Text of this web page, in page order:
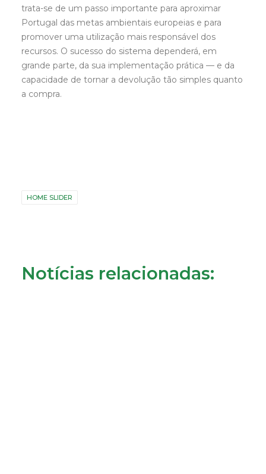
trata-se de um passo importante para aproximar
Portugal das metas ambientais europeias e para
promover uma utilização mais responsável dos
recursos. O sucesso do sistema dependerá, em
grande parte, da sua implementação prática — e da
capacidade de tornar a devolução tão simples quanto
a compra.
HOME SLIDER
Notícias relacionadas: